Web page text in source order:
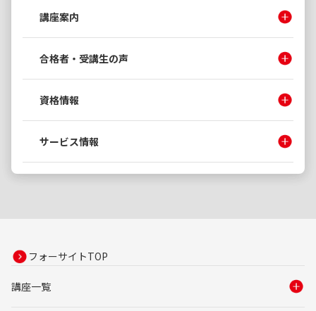
講座案内
合格者・受講生の声
資格情報
サービス情報
フォーサイトTOP
講座一覧